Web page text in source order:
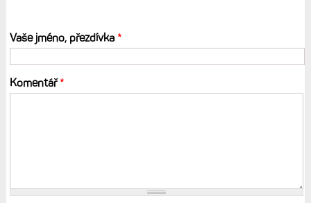
Vaše jméno, přezdívka *
Komentář*